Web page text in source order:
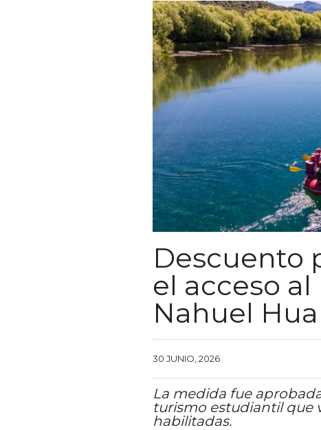
Descuento
el acceso
Nahuel
30 JUNIO, 2026
La medida fue
turismo estudiantil que
habilitadas.